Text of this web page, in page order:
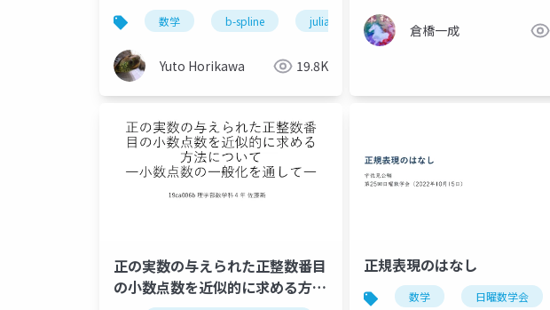
数学 b-spline julia
Yuto Horikawa 19.8K
倉橋一成
正の実数の与えられた正整数番目
の小数点数を近似的に求める方法
正規表現のはなし
数学 日曜数学会